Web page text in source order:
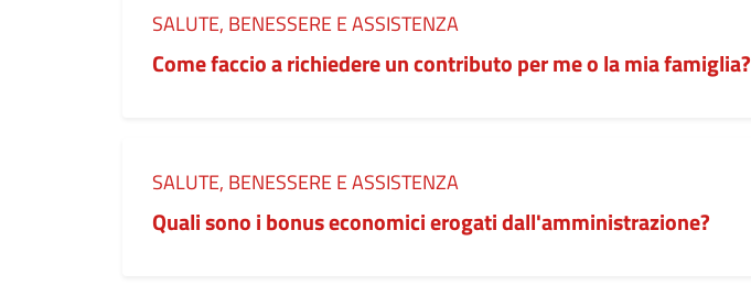
Categoria:
SALUTE, BENESSERE E ASSISTENZA
Come faccio a richiedere un contributo per me o la mia famiglia?
Categoria:
SALUTE, BENESSERE E ASSISTENZA
Quali sono i bonus economici erogati dall'amministrazione?